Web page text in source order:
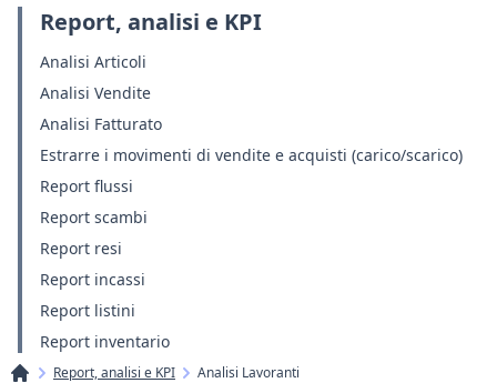
Report, analisi e KPI
Analisi Articoli
Analisi Vendite
Analisi Fatturato
Estrarre i movimenti di vendite e acquisti (carico/scarico)
Report flussi
Report scambi
Report resi
Report incassi
Report listini
Report inventario
Report, analisi e KPI Analisi Lavoranti